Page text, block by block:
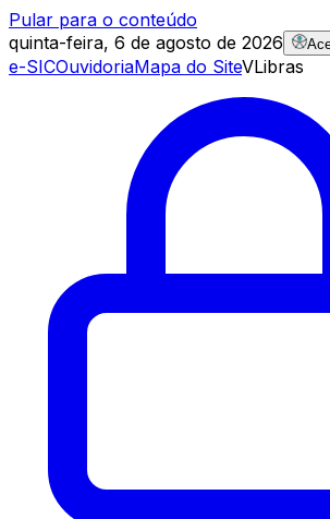
Pular para o conteúdo
quinta-feira, 6 de agosto de 2026
e-SICOuvidoriaMapa do SiteVLibras